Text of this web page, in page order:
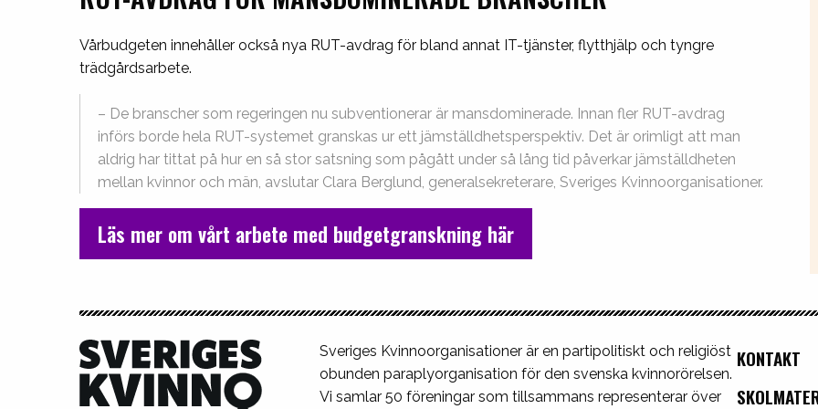
Vårbudgeten innehåller också nya RUT-avdrag för bland annat IT-tjänster, flytthjälp och tyngre
trädgårdsarbete.
– De branscher som regeringen nu subventionerar är mansdominerade. Innan fler RUT-avdrag
införs borde hela RUT-systemet granskas ur ett jämställdhetsperspektiv. Det är orimligt att man
aldrig har tittat på hur en så stor satsning som pågått under så lång tid påverkar jämställdheten
mellan kvinnor och män, avslutar Clara Berglund, generalsekreterare, Sveriges Kvinnoorganisationer.
Läs mer om vårt arbete med budgetgranskning här
Sveriges Kvinnoorganisationer är en partipolitiskt och religiöst
obunden paraplyorganisation för den svenska kvinnorörelsen.
Vi samlar 50 föreningar som tillsammans representerar över
KONTAKT